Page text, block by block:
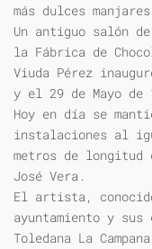
más dulces
Un antiguo salón
la Fábrica de
Viuda Pérez
y el 29 de Mayo de
Hoy en día se
instalaciones al
metros de
José Vera.
El artista,
ayuntamiento y
Toledana La